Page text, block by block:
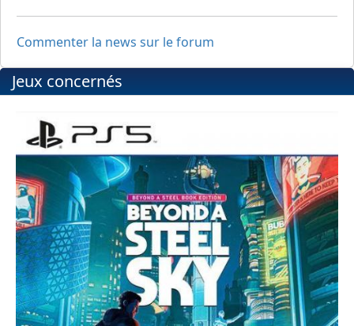
Commenter la news sur le forum
Jeux concernés